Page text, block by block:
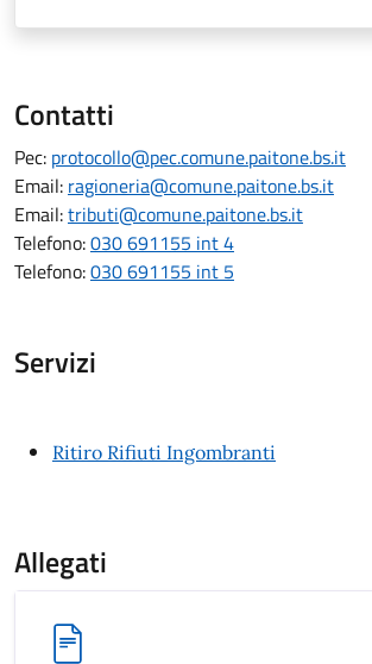
Contatti
Pec: protocollo@pec.comune.paitone.bs.it
Email: ragioneria@comune.paitone.bs.it
Email:tributi@comune.paitone.bs.it
Telefono:030 691155 int 4
Telefono:030 691155 int 5
Servizi
Ritiro Rifiuti Ingombranti
Allegati